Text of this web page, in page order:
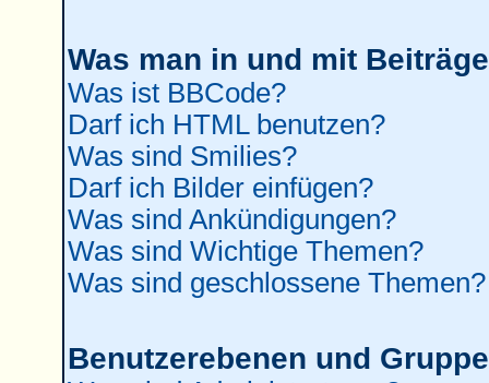
Was man in und mit
Was ist BBCode?
Darf ich HTML benutzen?
Was sind Smilies?
Darf ich Bilder einfügen?
Was sind Ankündigungen?
Was sind Wichtige Themen?
Was sind geschlossene Themen?
Benutzerebenen und